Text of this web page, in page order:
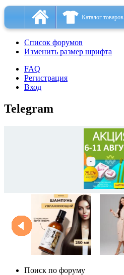
Каталог товаров
Список форумов
Изменить размер шрифта
FAQ
Регистрация
Вход
Telegram
Поиск по форуму